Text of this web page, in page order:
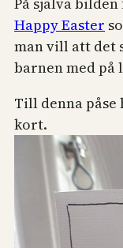
Happy Easter
man vill att det
barnen med på
Till denna
kort.